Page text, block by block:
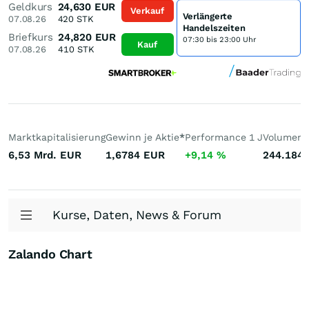
Geldkurs
07.08.26
24,630 EUR
420 STK
Briefkurs
07.08.26
24,820 EUR
410STK
Verkauf
Kauf
Verlängerte
Handelszeiten
07:30 bis 23:00 Uhr
Marktkapitalisierung
6,53 Mrd. EUR
Gewinn je Aktie*
1,6784 EUR
Performance 1 J
+9,14 %
Volumen
244.184
Kurse, Daten, News & Forum
Zalando Chart